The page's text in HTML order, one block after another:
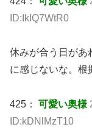
ID:IkIQ7WtR0
休みが合う日があ
に感じないな。根
425： 可愛い奥様
ID:kDNlMzT10